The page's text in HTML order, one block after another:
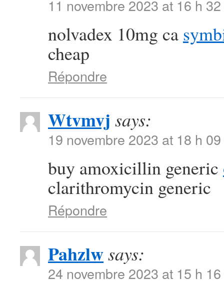
11 novembre 2023 at 16 h
nolvadex 10mg ca
cheap
Répondre
Wtvmvj says:
19 novembre 2023 at 18 h
buy amoxicillin generic
clarithromycin generic
Répondre
Pahzlwsays:
24 novembre 2023 at 15 h